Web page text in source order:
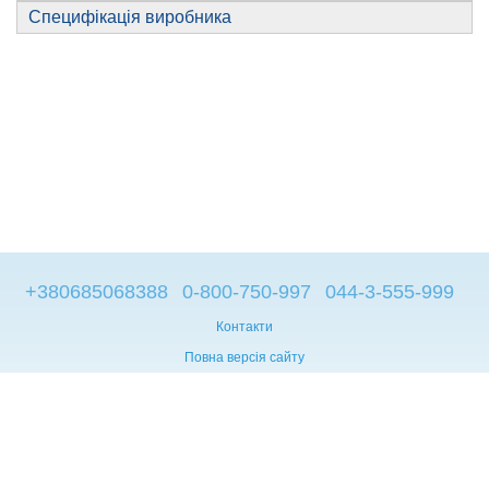
Специфікація виробника
+380685068388 0-800-750-997 044-3-555-999
Контакти
Повна версія сайту